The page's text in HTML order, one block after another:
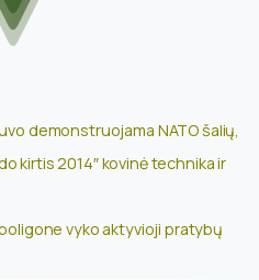
demonstruojama NATO šalių,
kirtis 2014″ kovinė technika ir
vyko aktyvioji pratybų